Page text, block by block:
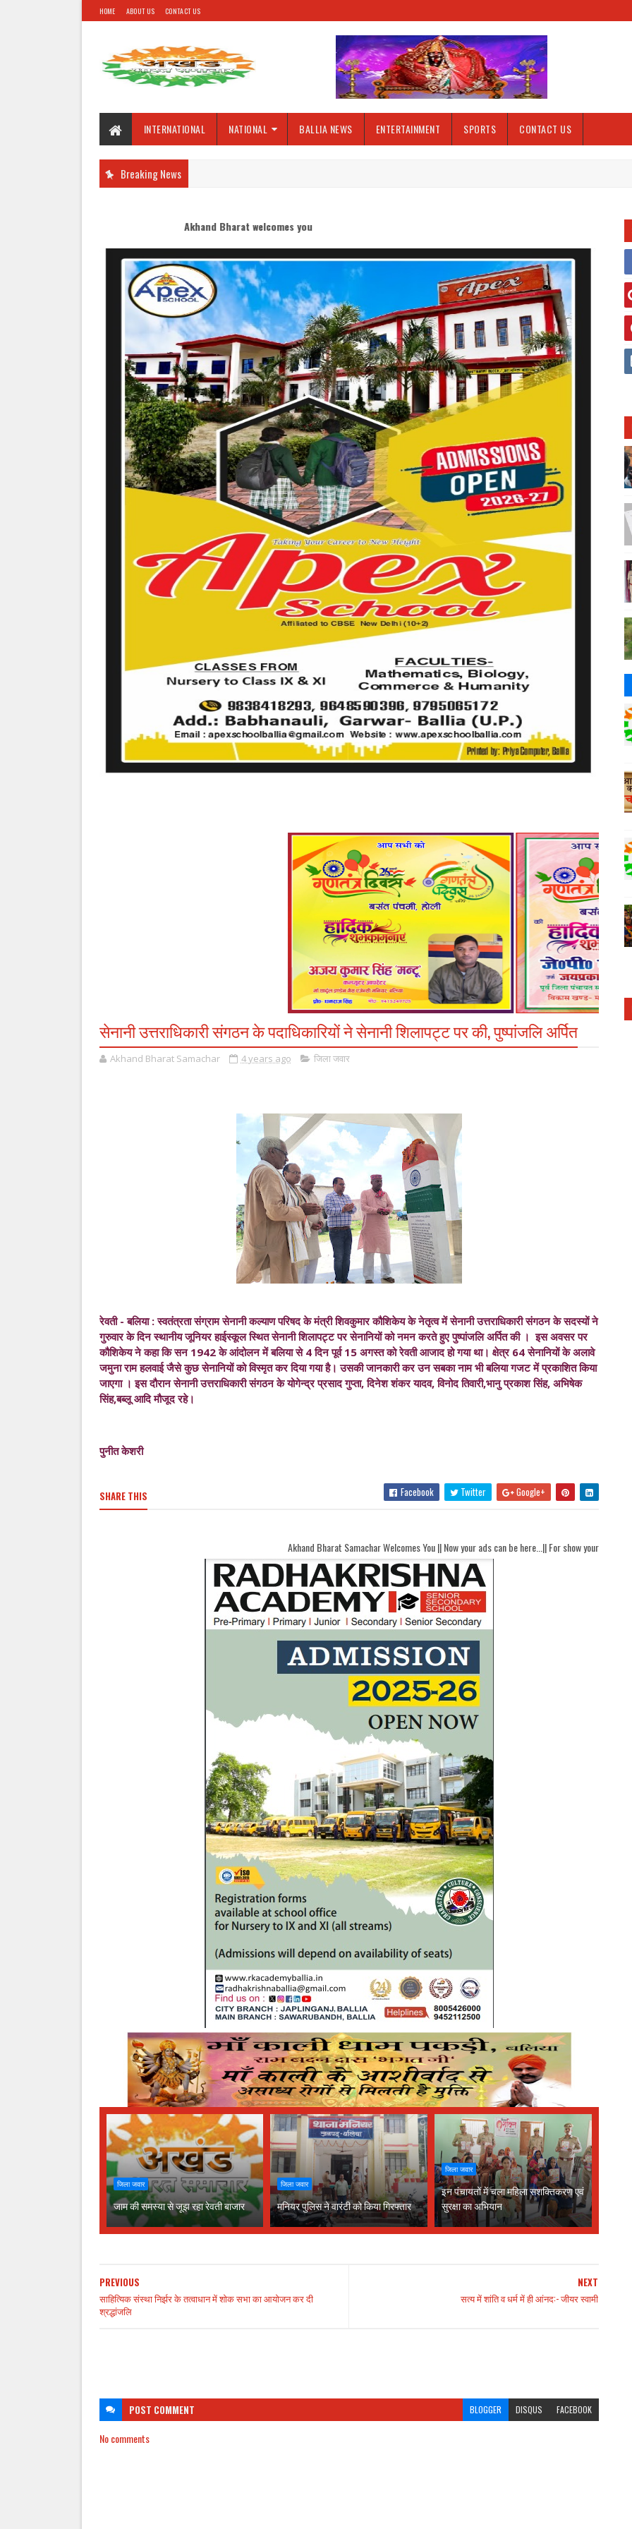
HOME ABOUT US CONTACT US
INTERNATIONAL NATIONAL BALLIA NEWS ENTERTAINMENT SPORTS CONTACT US
Breaking News
Akhand Bharat welcomes you
सेनानी उत्तराधिकारी संगठन के पदाधिकारियों ने सेनानी शिलापट्ट पर की, पुष्पांजलि अर्पित
Akhand Bharat Samachar 4 years ago जिला जवार
रेवती - बलिया : स्वतंत्रता संग्राम सेनानी कल्याण परिषद के मंत्री शिवकुमार कौशिकेय के नेतृत्व में सेनानी उत्तराधिकारी संगठन के सदस्यों ने
गुरुवार के दिन स्थानीय जूनियर हाईस्कूल स्थित सेनानी शिलापट्ट पर सेनानियों को नमन करते हुए पुष्पांजलि अर्पित की । इस अवसर पर
कौशिकेय ने कहा कि सन 1942 के आंदोलन में बलिया से 4 दिन पूर्व 15 अगस्त को रेवती आजाद हो गया था। क्षेत्र 64 सेनानियों के अलावे
जमुना राम हलवाई जैसे कुछ सेनानियों को विस्मृत कर दिया गया है। उसकी जानकारी कर उन सबका नाम भी बलिया गजट में प्रकाशित किया
जाएगा । इस दौरान सेनानी उत्तराधिकारी संगठन के योगेन्द्र प्रसाद गुप्ता, दिनेश शंकर यादव, विनोद तिवारी,भानु प्रकाश सिंह, अभिषेक
सिंह,बब्लू आदि मौजूद रहे।
पुनीत केशरी
SHARE THIS Facebook Twitter Google+
Akhand Bharat Samachar Welcomes You || Now your ads can be here...|| For show your ads here contact
जिला जवार
जाम की समस्या से जूझ रहा रेवती बाजार
जिला जवार
मनियर पुलिस ने वारंटी को किया गिरफ्तार
जिला जवार
इन पंचायतों में चला महिला सशक्तिकरण एवं
सुरक्षा का अभियान
NEXT
सत्य में शांति व धर्म में ही आंनद:- जीयर स्वामी
PREVIOUS
साहित्यिक संस्था निर्झर के तत्वाधान में शोक सभा का आयोजन कर दी
श्रद्धांजलि
POST COMMENT BLOGGER DISQUS FACEBOOK
No comments